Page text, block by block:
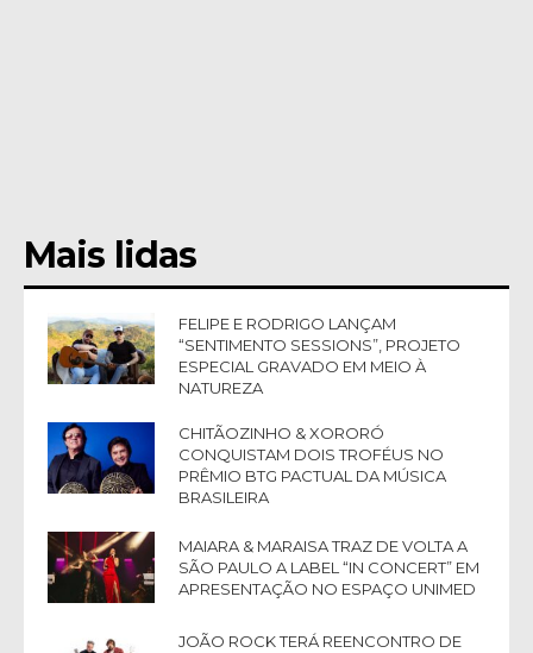
Mais lidas
FELIPE E RODRIGO LANÇAM
“SENTIMENTO SESSIONS”, PROJETO
ESPECIAL GRAVADO EM MEIO À
NATUREZA
CHITÃOZINHO & XORORÓ
CONQUISTAM DOIS TROFÉUS NO
PRÊMIO BTG PACTUAL DA MÚSICA
BRASILEIRA
MAIARA & MARAISA TRAZ DE VOLTA A
SÃO PAULO A LABEL “IN CONCERT” EM
APRESENTAÇÃO NO ESPAÇO UNIMED
JOÃO ROCK TERÁ REENCONTRO DE